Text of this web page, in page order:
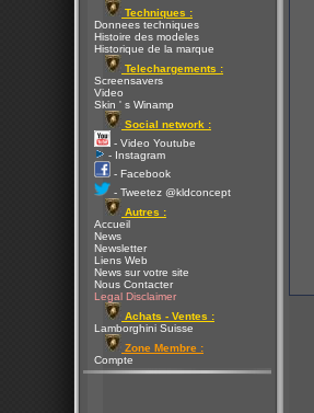
Techniques :
Donnees techniques
Histoire des modeles
Historique de la marque
Telechargements :
Screensavers
Video
Skin ' s Winamp
Social network :
- Video Youtube
- Instagram
- Facebook
- Tweetez @kldconcept
Autres :
Accueil
News
Newsletter
Liens Web
News sur votre site
Nous Contacter
Legal Disclaimer
Achats - Ventes :
Lamborghini Suisse
Zone Membre :
Compte